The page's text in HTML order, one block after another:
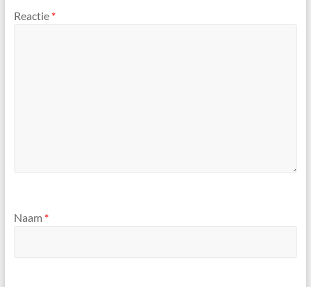
Reactie *
Naam *